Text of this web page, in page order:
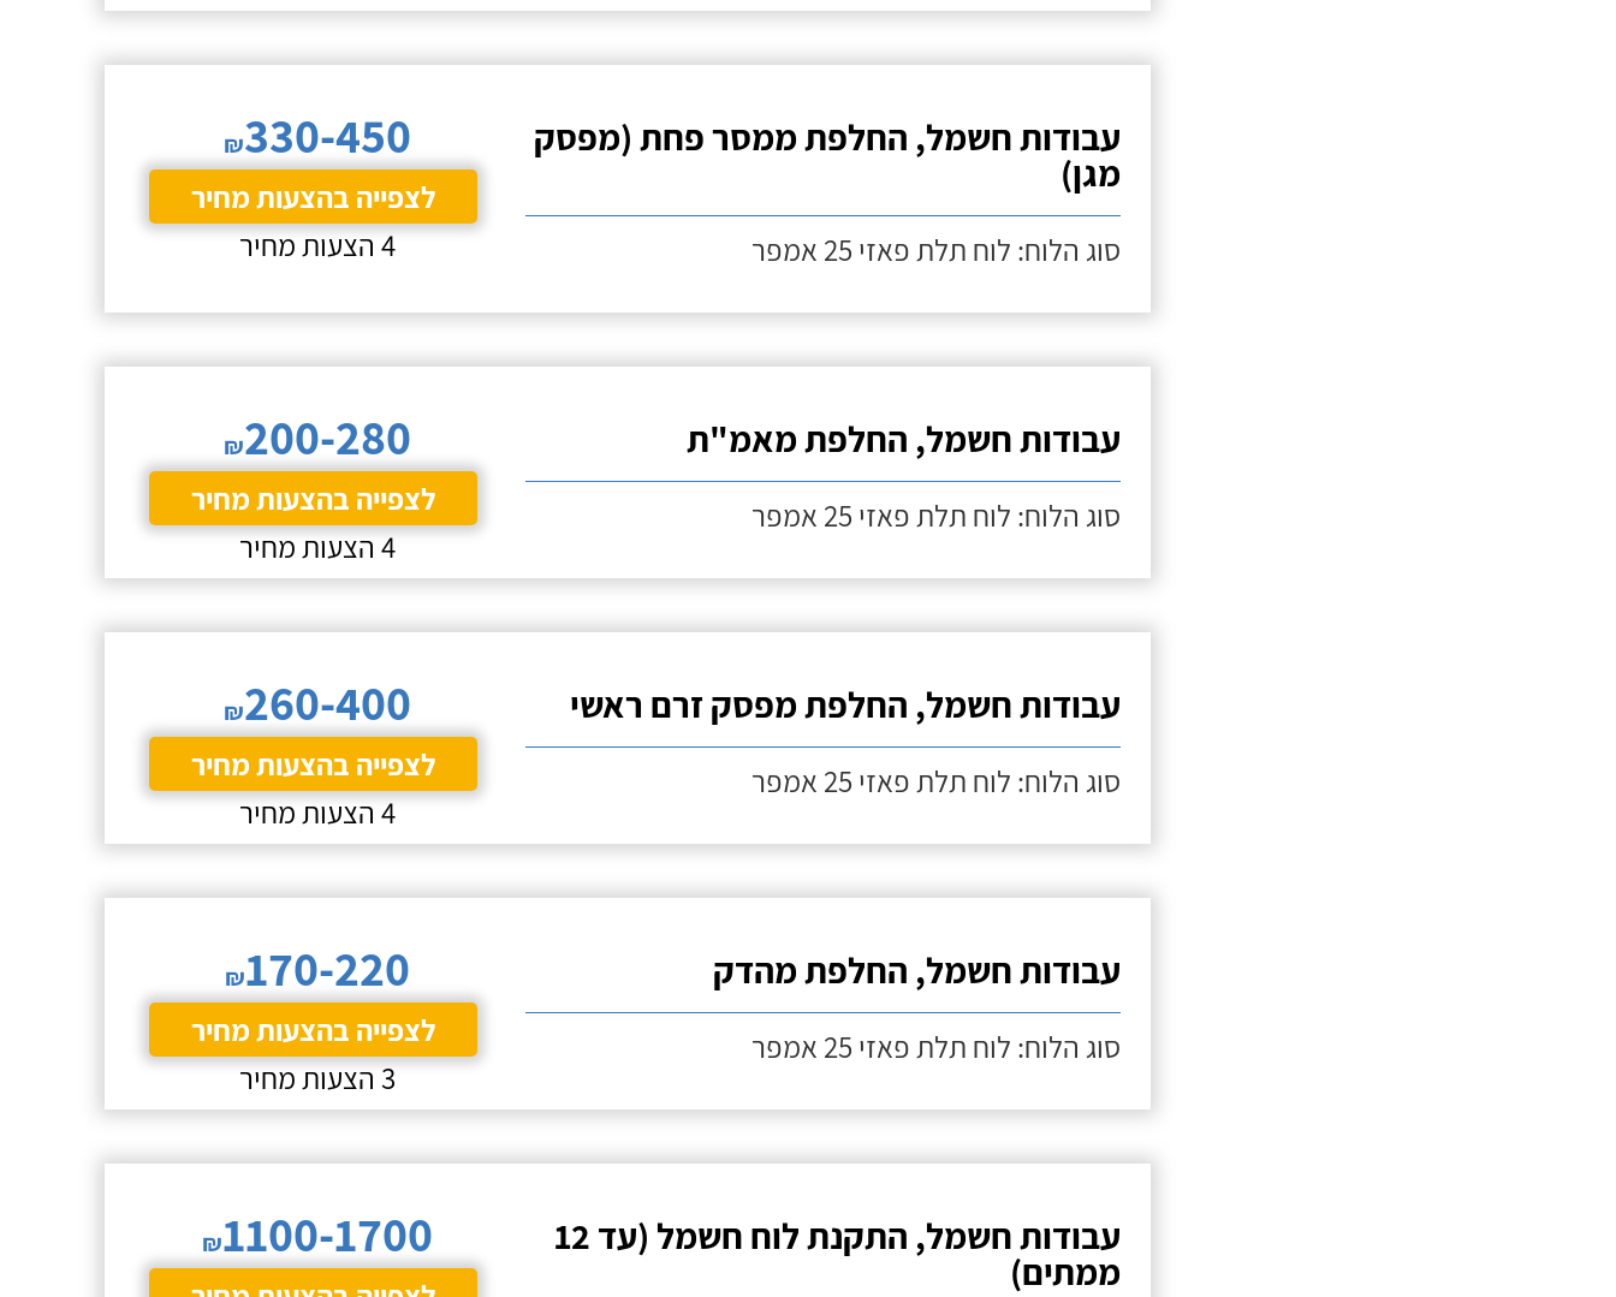
עבודות חשמל, החלפת ממסר פחת (מפסק
מגן)
סוג הלוח: לוח תלת פאזי 25 אמפר
₪330-450
לצפייה בהצעות מחיר
4 הצעות מחיר
עבודות חשמל, החלפת מאמ"ת
סוג הלוח: לוח תלת פאזי 25 אמפר
₪200-280
לצפייה בהצעות מחיר
4 הצעות מחיר
עבודות חשמל, החלפת מפסק זרם ראשי
סוג הלוח: לוח תלת פאזי 25 אמפר
₪260-400
לצפייה בהצעות מחיר
4 הצעות מחיר
עבודות חשמל, החלפת מהדק
סוג הלוח: לוח תלת פאזי 25 אמפר
₪170-220
לצפייה בהצעות מחיר
3 הצעות מחיר
עבודות חשמל, התקנת לוח חשמל (עד 12
ממתים)
₪1100-1700